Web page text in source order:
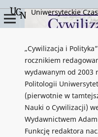
Uniwersyteckie
„Cywilizacja i
rocznikiem
wydawanym od 2003
Politologii
(pierwotnie w
Nauki o Cywilizacji)
Wydawnictwem Adam
Funkcję redaktora